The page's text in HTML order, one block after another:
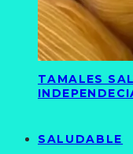
TAMALES
SALUDABLE